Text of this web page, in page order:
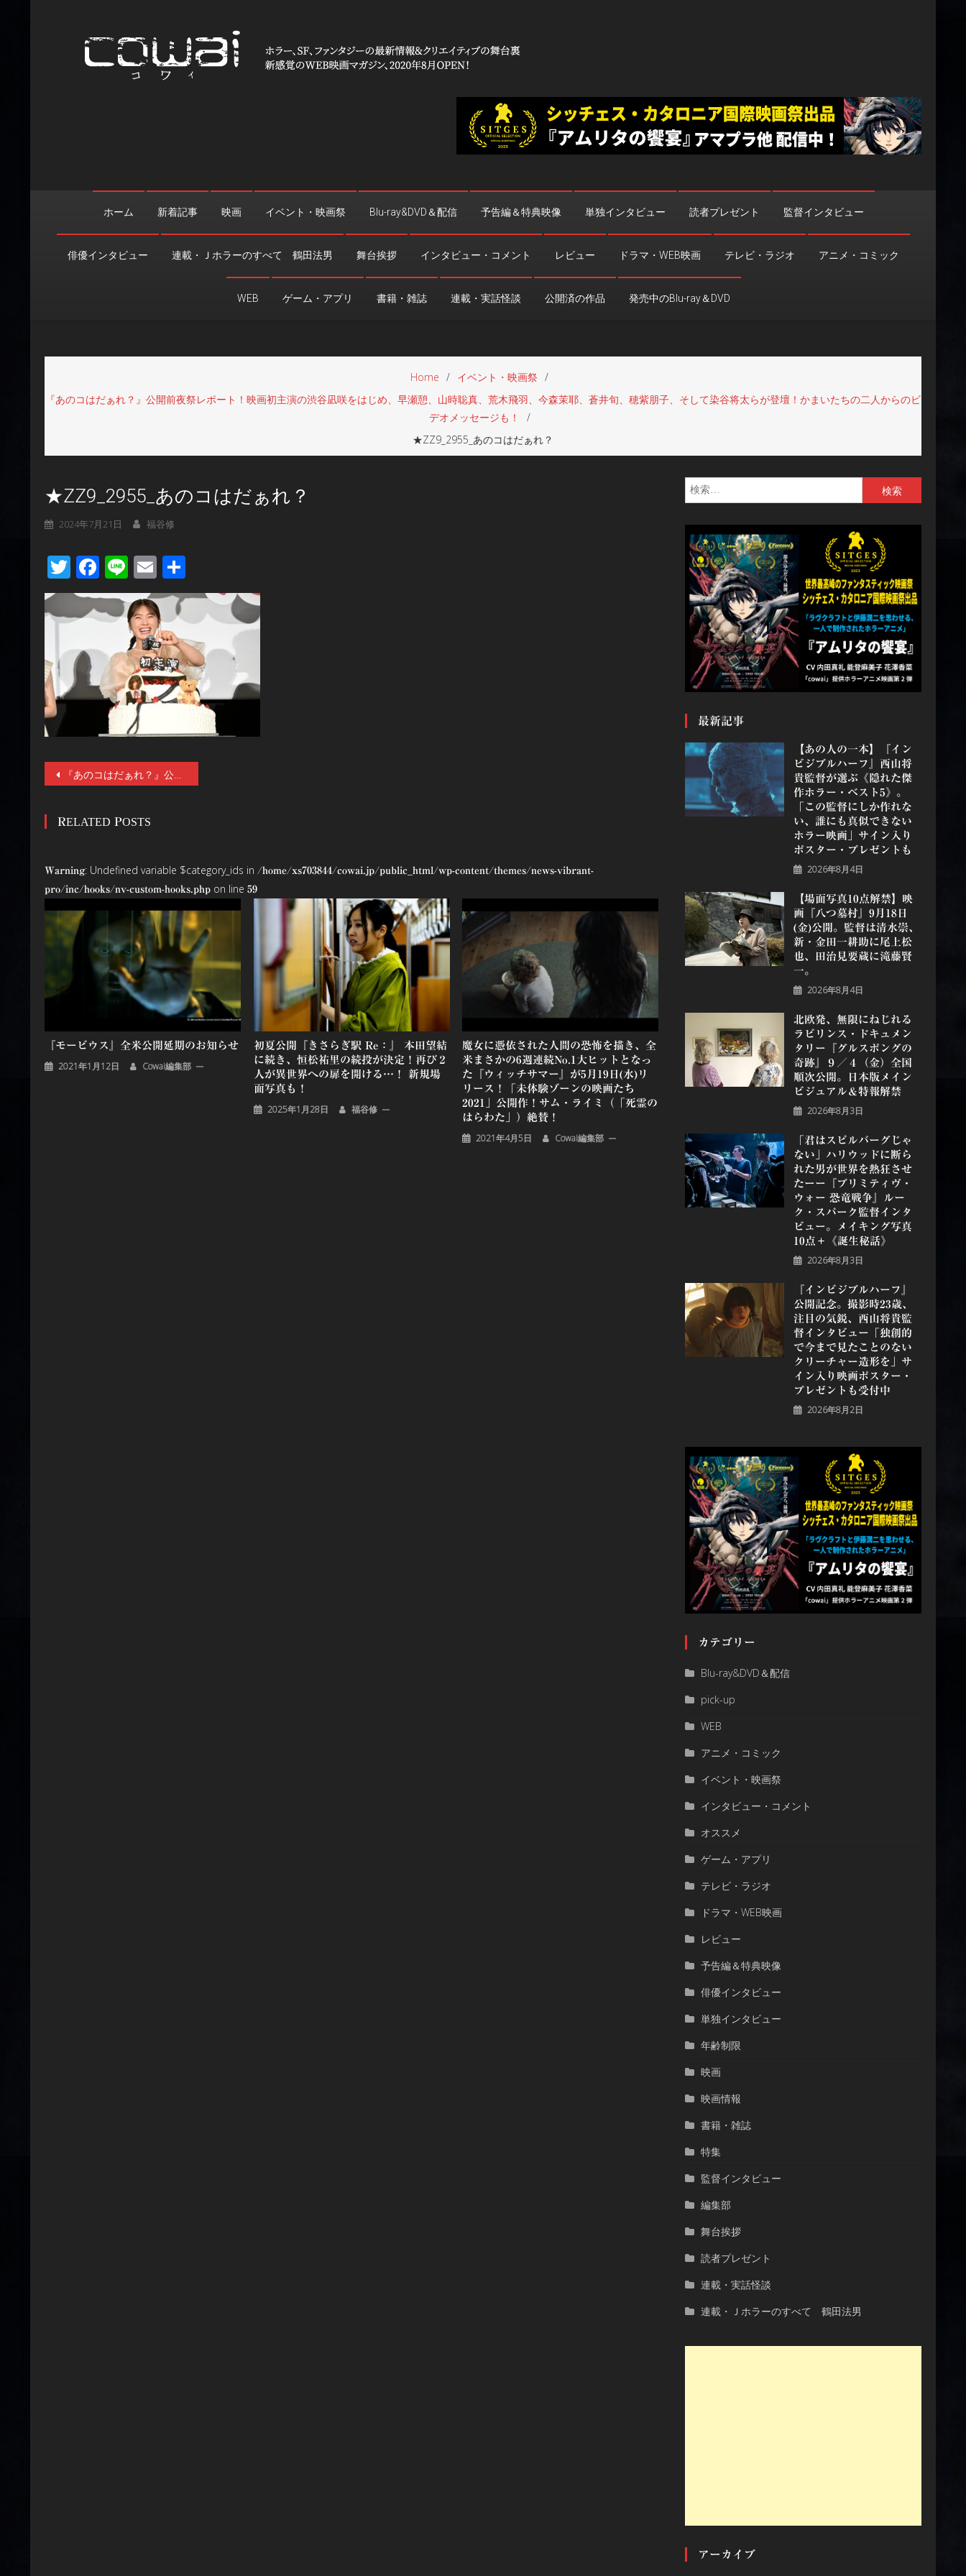
ホーム 新着記事 映画 イベント・映画祭 Blu-ray&DVD＆配信 予告編＆特典映像 単独インタビュー 読者プレゼント 監督インタビュー
俳優インタビュー 連載・Ｊホラーのすべて 鶴田法男 舞台挨拶 インタビュー・コメント レビュー ドラマ・WEB映画 テレビ・ラジオ アニメ・コミック
WEB ゲーム・アプリ 書籍・雑誌 連載・実話怪談 公開済の作品 発売中のBlu-ray＆DVD
Home
イベント・映画祭
『あのコはだぁれ？』公開前夜祭レポート！映画初主演の渋谷凪咲をはじめ、早瀬憩、山時聡真、荒木飛羽、今森茉耶、蒼井旬、穂紫朋子、そして染谷将太らが登壇！かまいたちの二人からのビ
デオメッセージも！
★ZZ9_2955_あのコはだぁれ？
★ZZ9_2955_あのコはだぁれ？
2024年7月21日 福谷修
TwitterFacebook
LineEmail
有
投
ナ
ゲ
ー
シ
ン
『あのコはだぁれ？』公開前夜祭レポート！映画初主演の渋谷凪咲をはじめ、早瀬憩、山時聡真、荒木飛羽、今森茉耶、蒼井旬、穂紫朋子、そして染谷将太らが登壇！かまいたちの二人からのビデオメッセージも！
RELATED POSTS
Warning: Undefined variable $category_ids in /home/xs703844/cowai.jp/public_html/wp-content/themes/news-vibrant-
pro/inc/hooks/nv-custom-hooks.php on line 59
『モービウス』全米公開延期のお知らせ
2021年1月12日 Cowai編集部
初夏公開『きさらぎ駅 Re：』 本田望結
に続き、恒松祐里の続投が決定！再び２
人が異世界への扉を開ける…！ 新規場
面写真も！
2025年1月28日 福谷修
魔女に憑依された人間の恐怖を描き、全
米まさかの6週連続No.1大ヒットとなっ
た『ウィッチサマー』が5月19日(水)リ
リース！「未体験ゾーンの映画たち
2021」公開作！サム・ライミ（「死霊の
はらわた」）絶賛！
2021年4月5日 Cowai編集部
索:
最新記事
【あの人の一本】『イン
ビジブルハーフ』⻄⼭将
貴監督が選ぶ《隠れた傑
作ホラー・ベスト5》。
「この監督にしか作れな
い、誰にも真似できない
ホラー映画」サイン入り
ポスター・プレゼントも
2026年8月4日
【場面写真10点解禁】映
画『八つ墓村』9月18日
(金)公開。監督は清水崇、
新・金田一耕助に尾上松
也、田治見要蔵に滝藤賢
一。
2026年8月4日
北欧発、無限にねじれる
ラビリンス・ドキュメン
タリー『グルスポングの
奇跡』９／４（金）全国
順次公開。日本版メイン
ビジュアル＆特報解禁
2026年8月3日
「君はスピルバーグじゃ
ない」ハリウッドに断ら
れた男が世界を熱狂させ
たーー『プリミティヴ・
ウォー 恐⻯戦争』ルー
ク・スパーク監督インタ
ビュー。メイキング写真
10点＋《誕⽣秘話》
2026年8月3日
『インビジブルハーフ』
公開記念。撮影時23歳、
注目の気鋭、⻄⼭将貴監
督インタビュー「独創的
で今まで見たことのない
クリーチャー造形を」サ
イン入り映画ポスター・
プレゼントも受付中
2026年8月2日
カテゴリー
Blu-ray&DVD＆配信
pick-up
WEB
アニメ・コミック
イベント・映画祭
インタビュー・コメント
オススメ
ゲーム・アプリ
テレビ・ラジオ
ドラマ・WEB映画
レビュー
予告編＆特典映像
俳優インタビュー
単独インタビュー
年齢制限
映画
映画情報
書籍・雑誌
特集
監督インタビュー
編集部
舞台挨拶
読者プレゼント
連載・実話怪談
連載・Ｊホラーのすべて 鶴田法男
アーカイブ